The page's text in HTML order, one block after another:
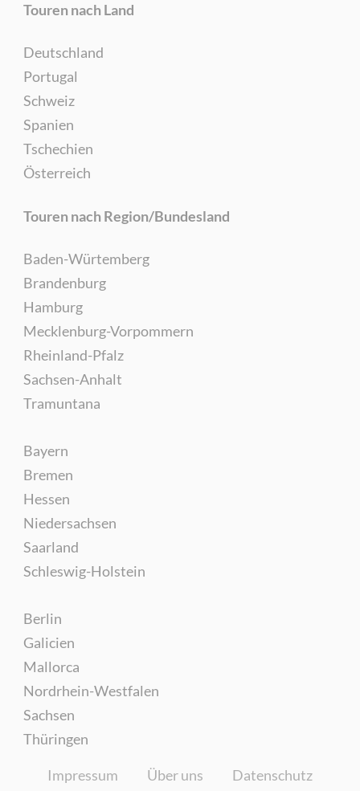
Touren nach Land
Deutschland
Portugal
Schweiz
Spanien
Tschechien
Österreich
Touren nach Region/Bundesland
Baden-Würtemberg
Brandenburg
Hamburg
Mecklenburg-Vorpommern
Rheinland-Pfalz
Sachsen-Anhalt
Tramuntana
Bayern
Bremen
Hessen
Niedersachsen
Saarland
Schleswig-Holstein
Berlin
Galicien
Mallorca
Nordrhein-Westfalen
Sachsen
Thüringen
Impressum Über uns
Datenschutz